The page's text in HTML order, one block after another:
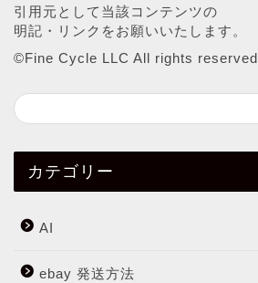
引用元として当該コンテンツの
明記・リンクをお願いいたします。
©︎Fine Cycle LLC All rights reserved
カテゴリー
AI
ebay 発送方法